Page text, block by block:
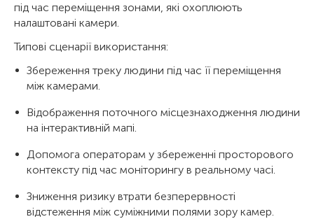
під час переміщення зонами, які охоплюють
налаштовані камери.
Типові сценарії використання:
Збереження треку людини під час її переміщення
між камерами.
Відображення поточного місцезнаходження людини
на інтерактивній мапі.
Допомога операторам у збереженні просторового
контексту під час моніторингу в реальному часі.
Зниження ризику втрати безперервності
відстеження між суміжними полями зору камер.